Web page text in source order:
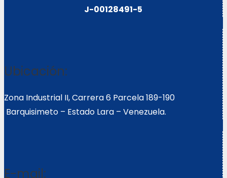
J-00128491-5
Ubicación:
Zona Industrial II, Carrera 6 Parcela 189-190
Barquisimeto – Estado Lara – Venezuela.
E-mail: